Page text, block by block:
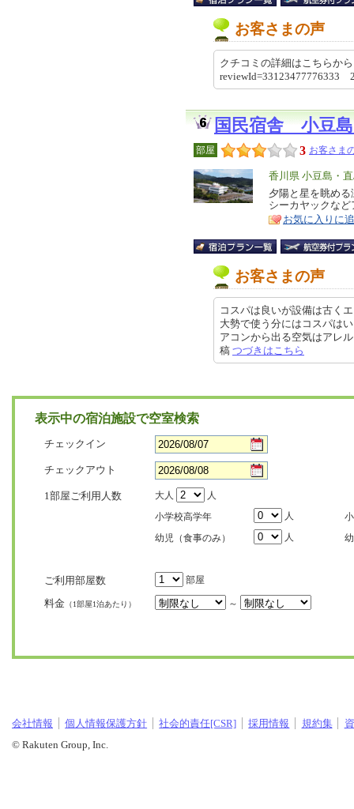
お客さまの声
クチコミの詳細はこちらか
reviewId=33123477776333
国民宿舎 小豆
部屋 3 お客さま
エ
リ
ア
香川県 小豆島・
特
徴
夕陽と星を眺め
シーカヤックな
お気に入りに
お客さまの声
コスパは良いが設備は古く
大勢で使う分にはコスパは
アコンから出る空気はアレ
稿 つづきはこちら
表示中の宿泊施設で空室検索
チェックイン
チェックアウト
1部屋ご利用人数 大人
人
小学校高学年
人
幼児（食事のみ）
人
ご利用部屋数 部屋
料金 （1部屋1泊あたり） ～
会社情報 個人情報保護方針 社会的責任[CSR] 採用情報 規約集
© Rakuten Group, Inc.